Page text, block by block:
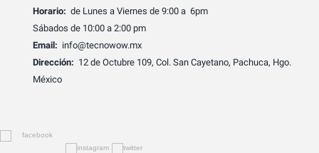
Horario: de Lunes a Viernes de 9:00 a 6pm
Sábados de 10:00 a 2:00 pm
Email: info@tecnowow.mx
Dirección: 12 de Octubre 109, Col. San Cayetano, Pachuca, Hgo.
México